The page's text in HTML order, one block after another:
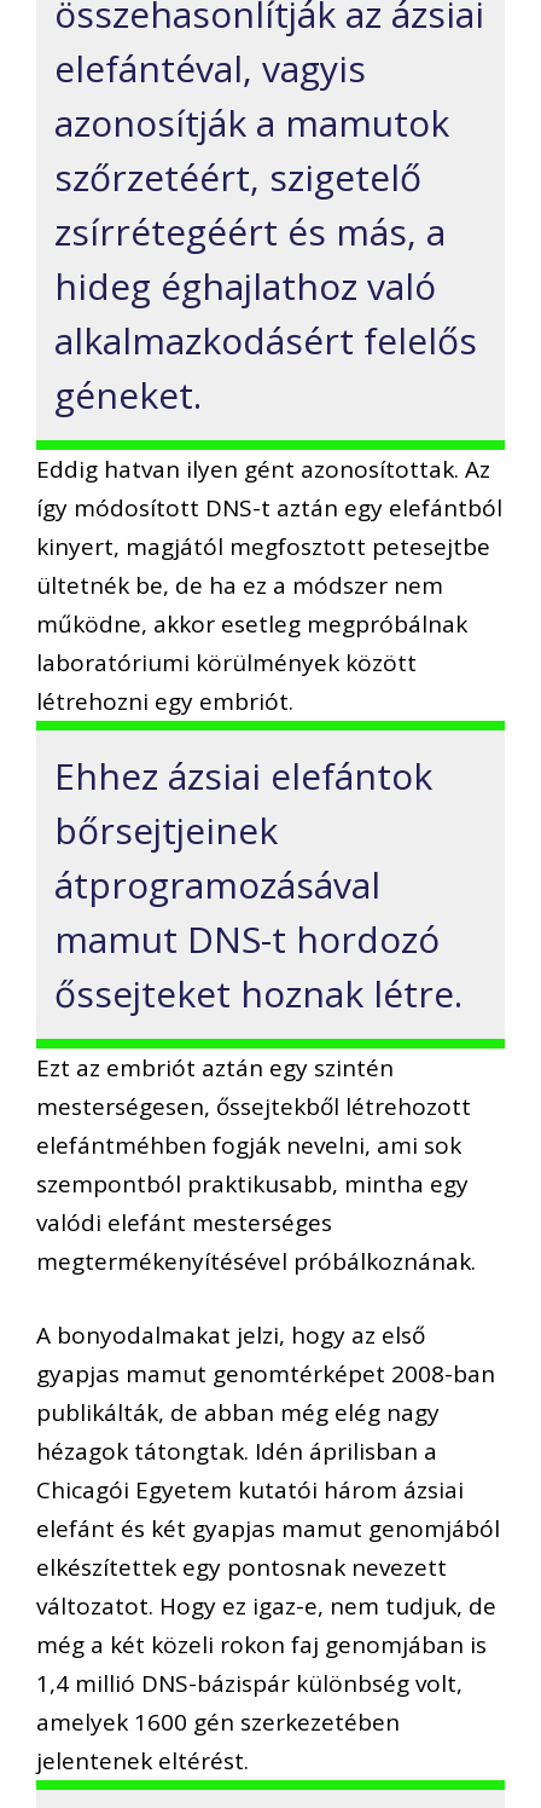
összehasonlítják az ázsiai
elefántéval, vagyis
azonosítják a mamutok
szőrzetéért, szigetelő
zsírrétegéért és más, a
hideg éghajlathoz való
alkalmazkodásért felelős
géneket.
Eddig hatvan ilyen gént azonosítottak. Az
így módosított DNS-t aztán egy elefántból
kinyert, magjától megfosztott petesejtbe
ültetnék be, de ha ez a módszer nem
működne, akkor esetleg megpróbálnak
laboratóriumi körülmények között
létrehozni egy embriót.
Ehhez ázsiai elefántok
bőrsejtjeinek
átprogramozásával
mamut DNS-t hordozó
őssejteket hoznak létre.
Ezt az embriót aztán egy szintén
mesterségesen, őssejtekből létrehozott
elefántméhben fogják nevelni, ami sok
szempontból praktikusabb, mintha egy
valódi elefánt mesterséges
megtermékenyítésével próbálkoznának.
A bonyodalmakat jelzi, hogy az első
gyapjas mamut genomtérképet 2008-ban
publikálták, de abban még elég nagy
hézagok tátongtak. Idén áprilisban a
Chicagói Egyetem kutatói három ázsiai
elefánt és két gyapjas mamut genomjából
elkészítettek egy pontosnak nevezett
változatot. Hogy ez igaz-e, nem tudjuk, de
még a két közeli rokon faj genomjában is
1,4 millió DNS-bázispár különbség volt,
amelyek 1600 gén szerkezetében
jelentenek eltérést.